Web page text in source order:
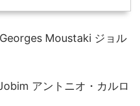
Moustaki ジョル
アントニオ・カルロ